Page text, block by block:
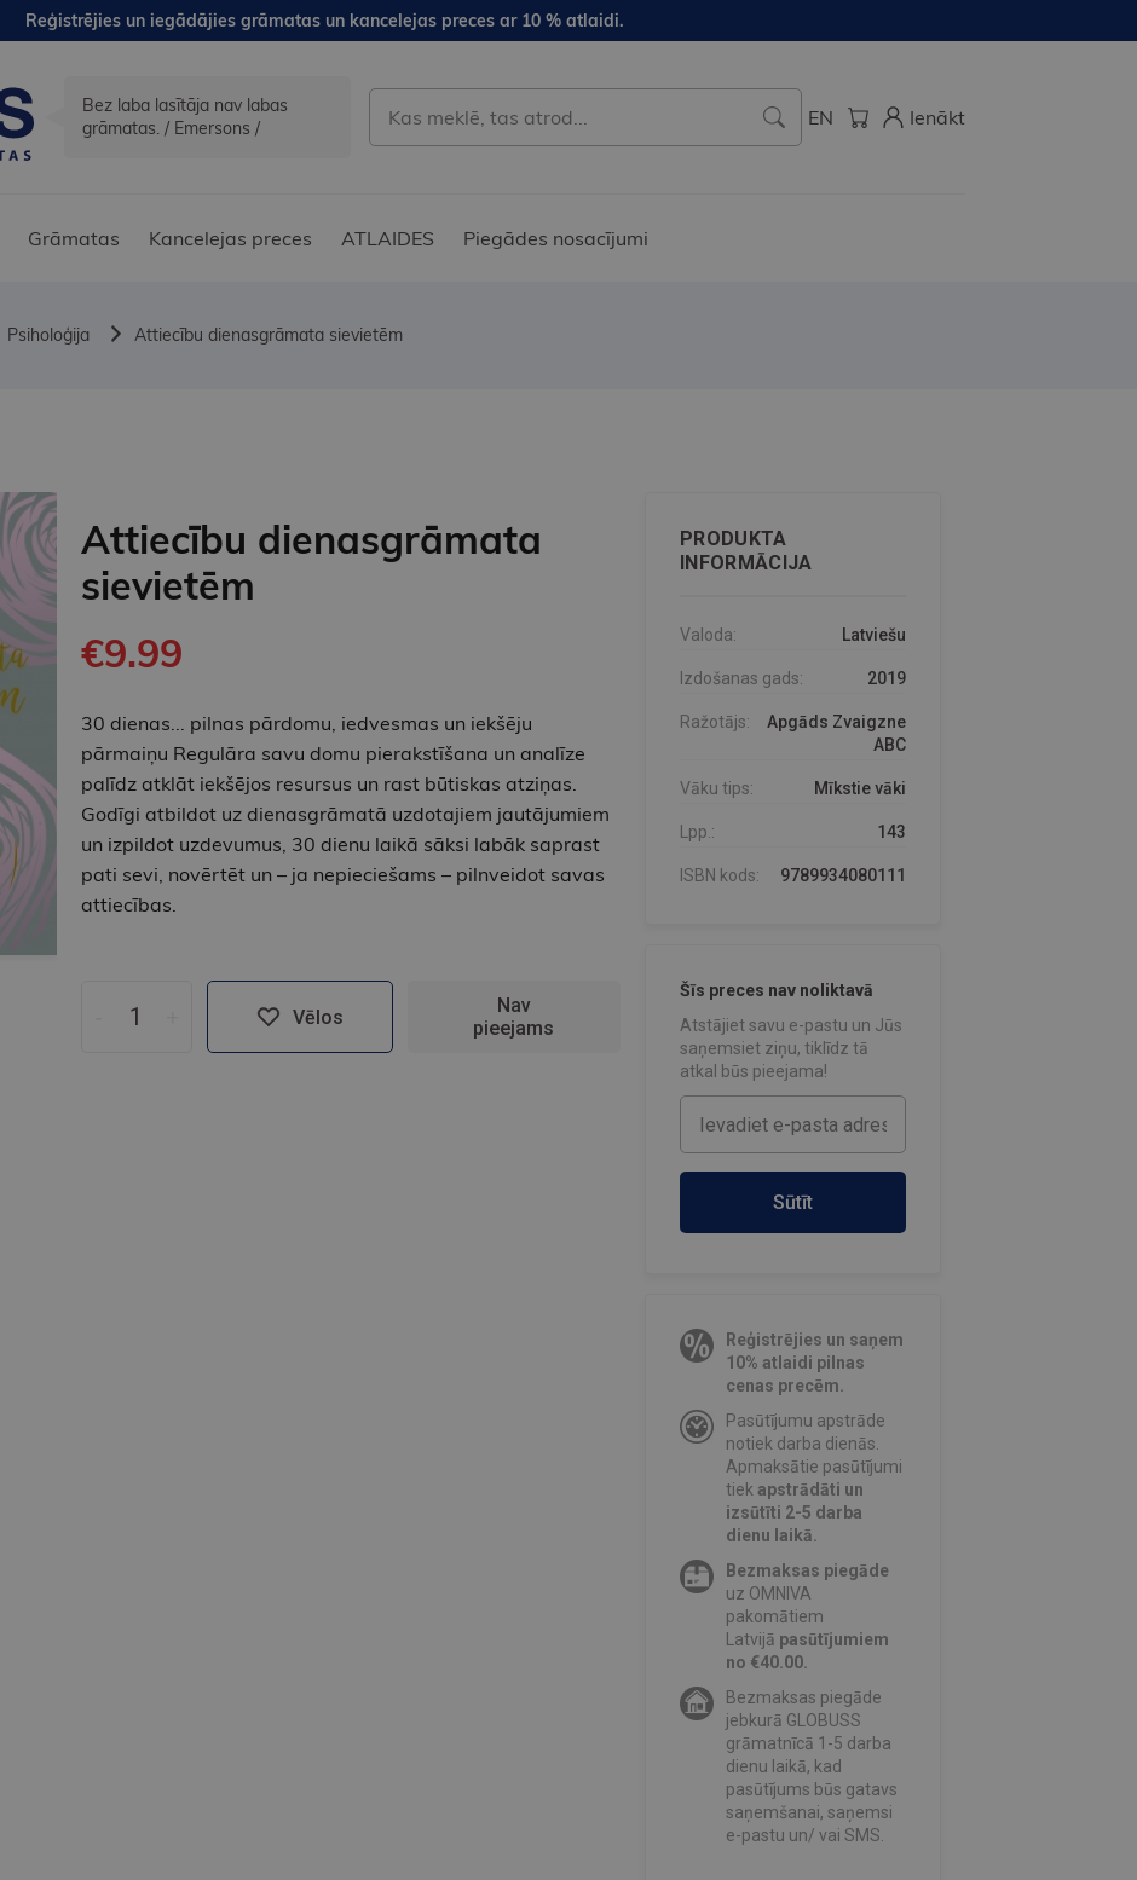
Reģistrējies un iegādājies grāmatas un kancelejas preces ar 10 % atlaidi.
Bez laba lasītāja nav labas
grāmatas. / Emersons /
EN Ienākt
Grāmatas Kancelejas preces ATLAIDES Piegādes nosacījumi
Psiholoģija Attiecību dienasgrāmata sievietēm
Attiecību dienasgrāmata
sievietēm
€9.99
30 dienas... pilnas pārdomu, iedvesmas un iekšēju
pārmaiņu Regulāra savu domu pierakstīšana un analīze
palīdz atklāt iekšējos resursus un rast būtiskas atziņas.
Godīgi atbildot uz dienasgrāmatā uzdotajiem jautājumiem
un izpildot uzdevumus, 30 dienu laikā sāksi labāk saprast
pati sevi, novērtēt un – ja nepieciešams – pilnveidot savas
attiecības.
Vēlos
Nav
pieejams
PRODUKTA
INFORMĀCIJA
Valoda: Latviešu
Izdošanas gads: 2019
Ražotājs:
Apgāds Zvaigzne
ABC
Vāku tips: Mīkstie vāki
Lpp.: 143
ISBN kods: 9789934080111
Šīs preces nav noliktavā
Atstājiet savu e-pastu un Jūs
saņemsiet ziņu, tiklīdz tā
atkal būs pieejama!
Sūtīt
Reģistrējies un saņem
10% atlaidi pilnas
cenas precēm.
Pasūtījumu apstrāde
notiek darba dienās.
Apmaksātie pasūtījumi
tiekapstrādāti un
izsūtīti 2-5 darba
dienu laikā.
Bezmaksas piegāde
uz OMNIVA
pakomātiem
Latvijā pasūtījumiem
no €40.00.
Bezmaksas piegāde
jebkurā GLOBUSS
grāmatnīcā 1-5 darba
dienu laikā, kad
pasūtījums būs gatavs
saņemšanai, saņemsi
e-pastu un/ vai SMS.